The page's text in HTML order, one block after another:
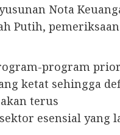
Nota
Putih,
program
ketat sehingga
terus
esensial yang